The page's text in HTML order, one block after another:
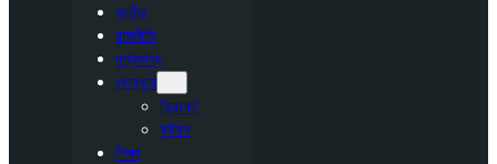
জাতীয়
রাজনীতি
দৃশ্যকাব্য
খেলাধুলা
ক্রিকেট
ফুটবল
শিক্ষা